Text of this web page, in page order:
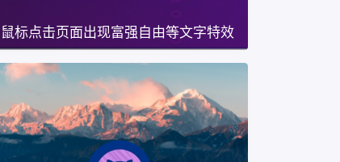
鼠标点击页面出现富强自由等文字特效